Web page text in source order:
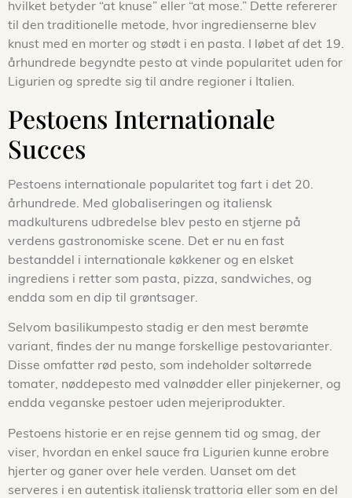
hvilket betyder “at knuse” eller “at mose.” Dette refererer
til den traditionelle metode, hvor ingredienserne blev
knust med en morter og stødt i en pasta. I løbet af det 19.
århundrede begyndte pesto at vinde popularitet uden for
Ligurien og spredte sig til andre regioner i Italien.
Pestoens Internationale
Succes
Pestoens internationale popularitet tog fart i det 20.
århundrede. Med globaliseringen og italiensk
madkulturens udbredelse blev pesto en stjerne på
verdens gastronomiske scene. Det er nu en fast
bestanddel i internationale køkkener og en elsket
ingrediens i retter som pasta, pizza, sandwiches, og
endda som en dip til grøntsager.
Selvom basilikumpesto stadig er den mest berømte
variant, findes der nu mange forskellige pestovarianter.
Disse omfatter rød pesto, som indeholder soltørrede
tomater, nøddepesto med valnødder eller pinjekerner, og
endda veganske pestoer uden mejeriprodukter.
Pestoens historie er en rejse gennem tid og smag, der
viser, hvordan en enkel sauce fra Ligurien kunne erobre
hjerter og ganer over hele verden. Uanset om det
serveres i en autentisk italiensk trattoria eller som en del